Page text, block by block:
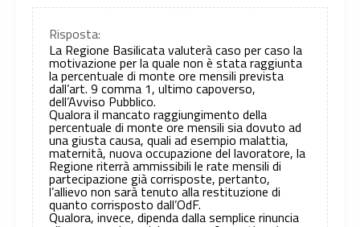
Risposta:
La Regione Basilicata valuterà caso per caso la
motivazione per la quale non è stata raggiunta
la percentuale di monte ore mensili prevista
dall’art. 9 comma 1, ultimo capoverso,
dell’Avviso Pubblico.
Qualora il mancato raggiungimento della
percentuale di monte ore mensili sia dovuto ad
una giusta causa, quali ad esempio malattia,
maternità, nuova occupazione del lavoratore, la
Regione riterrà ammissibili le rate mensili di
partecipazione già corrisposte, pertanto,
l’allievo non sarà tenuto alla restituzione di
quanto corrisposto dall’OdF.
Qualora, invece, dipenda dalla semplice rinuncia